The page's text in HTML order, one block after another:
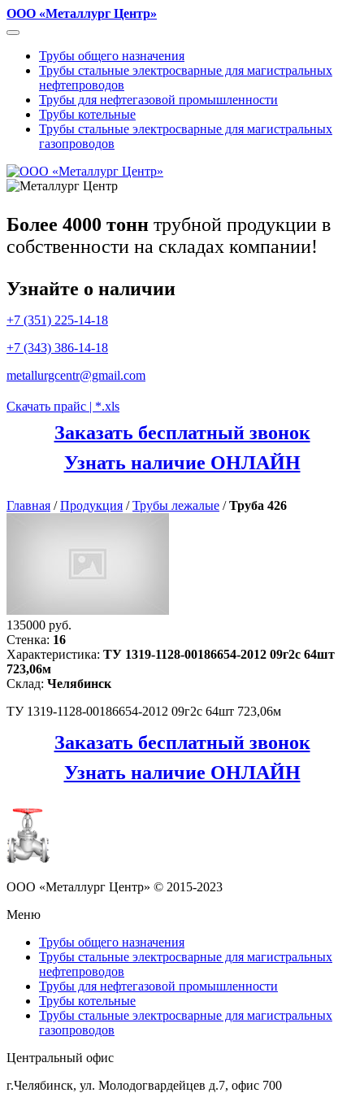
ООО «Металлург Центр»
Трубы общего назначения
Трубы стальные электросварные для магистральных
нефтепроводов
Трубы для нефтегазовой промышленности
Трубы котельные
Трубы стальные электросварные для магистральных
газопроводов
Более 4000 тонн трубной продукции в
собственности на складах компании!
Узнайте о наличии
+7 (351) 225-14-18
+7 (343) 386-14-18
metallurgcentr@gmail.com
Скачать прайс | *.xls
Заказать бесплатный звонок
Узнать наличие ОНЛАЙН
Главная /Продукция /Трубы лежалые /Труба 426
135000 руб.
Стенка: 16
Характеристика: ТУ 1319-1128-00186654-2012 09г2с 64шт
723,06м
Склад: Челябинск
ТУ 1319-1128-00186654-2012 09г2с 64шт 723,06м
Заказать бесплатный звонок
Узнать наличие ОНЛАЙН
ООО «Металлург Центр» © 2015-2023
Меню
Трубы общего назначения
Трубы стальные электросварные для магистральных
нефтепроводов
Трубы для нефтегазовой промышленности
Трубы котельные
Трубы стальные электросварные для магистральных
газопроводов
Центральный офис
г.Челябинск, ул. Молодогвардейцев д.7, офис 700